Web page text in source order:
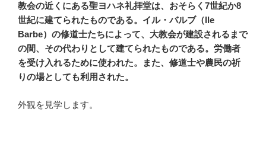
教会の近くにある聖ヨハネ礼拝堂は、おそらく7世紀か8
世紀に建てられたものである。イル・バルブ（lle
Barbe） の修道士たちによって、大教会が建設されるまで
の間、その代わりとして建てられたものである。労働者
を受け入れるために使われた。また、修道士や農民の祈
りの場としても利用された。
外観を見学します。